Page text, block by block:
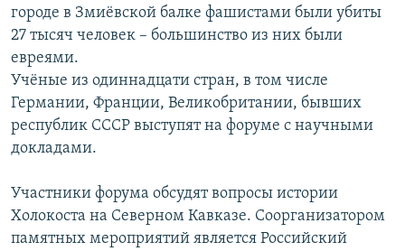
РАСПИСАНИЕ ВЕЩАНИЯ
СОЦИАЛЬНЫЕ СЕТИ
Все сайты РСЕ/РС
городе в Змиёвской балке фашистами были убиты
27 тысяч человек – большинство из них были
евреями.
Учёные из одиннадцати стран, в том числе
Германии, Франции, Великобритании, бывших
республик СССР выступят на форуме с научными
докладами.
Участники форума обсудят вопросы истории
Холокоста на Северном Кавказе. Соорганизатором
памятных мероприятий является Российский